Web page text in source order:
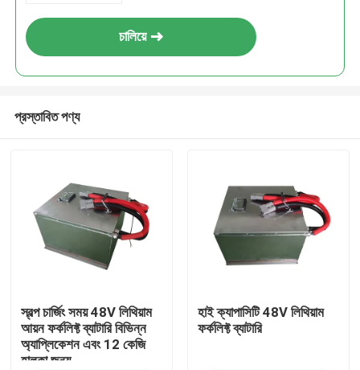
চালিয়ে
প্রস্তাবিত পণ্য
স্বল্প চার্জিং সময় 48V লিথিয়াম
আয়ন ফর্কলিফ্ট ব্যাটারি বিভিন্ন
অ্যাপ্লিকেশন এবং 12 কেজি
হালকা জন্য
হাই ক্যাপাসিটি 48V লিথিয়াম
ফর্কলিফ্ট ব্যাটারি